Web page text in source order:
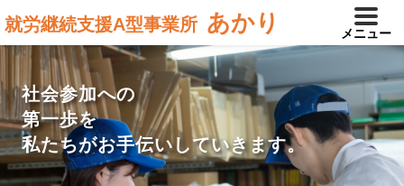
就労継続支援A型事業所 あかり メニュー
ひとりひとりのペースで
あなたに寄り添った
社会復帰をお手伝い致します。
社会参加への
第一歩を
私たちがお手伝いしていきます。
あなたの能力と個性が
輝く場所を一緒に創り上げ、
社会復帰を応援しています。